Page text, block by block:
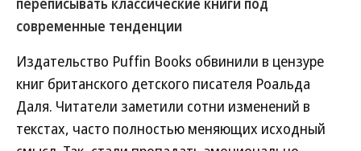
современные тенденции
Издательство Puffin Books обвинили в цензуре
книг британского детского писателя Роальда
Даля. Читатели заметили сотни изменений в
текстах, часто полностью меняющих исходный